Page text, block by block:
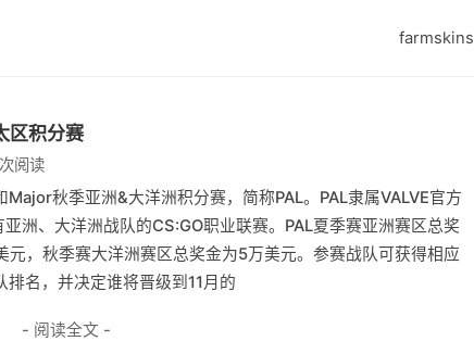
farmskins
区积分赛
阅读
秋季亚洲&大洋洲积分赛，简称PAL。PAL隶属VALVE官方
洲、大洋洲战队的CS:GO职业联赛。PAL夏季赛亚洲赛区总奖
，秋季赛大洋洲赛区总奖金为5万美元。参赛战队可获得相应
名，并决定谁将晋级到11月的
- 阅读全文 -